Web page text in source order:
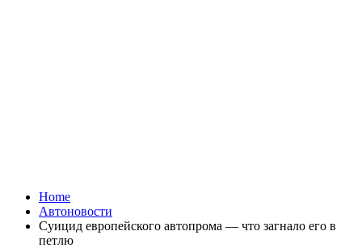
Home
Автоновости
Суицид европейского автопрома — что загнало его в
петлю